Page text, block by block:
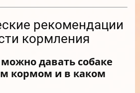
рекомендации
кормления
давать собаке
кормом и в каком